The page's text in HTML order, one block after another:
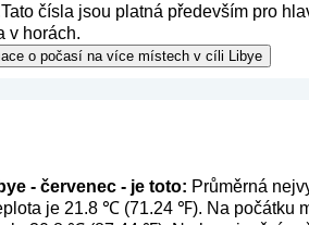
čísla jsou platná především pro
v horách.
o počasí na více místech v cíli Libye
- červenec - je toto: Průměrná
je 21.8 ℃ (71.24 ℉). Na počátku